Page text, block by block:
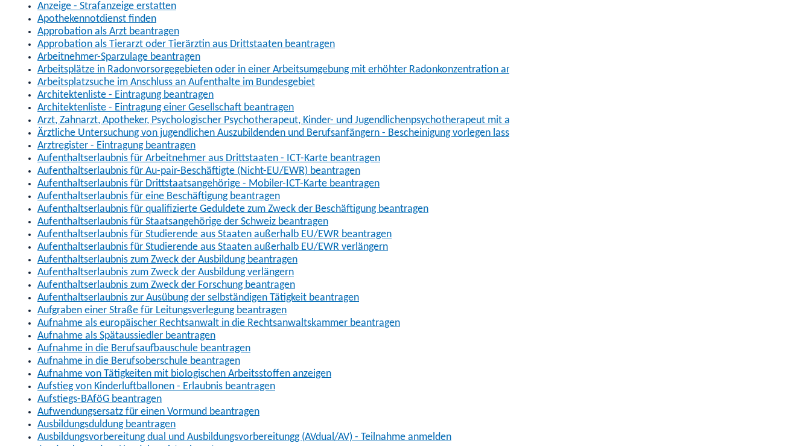
Anzeige - Strafanzeige erstatten
Apothekennotdienst finden
Approbation als Arzt beantragen
Approbation als Tierarzt oder Tierärztin aus Drittstaaten beantragen
Arbeitnehmer-Sparzulage beantragen
Arbeitsplätze in Radonvorsorgegebieten oder in einer Arbeitsumgebung mit erhöhter Radonkonzentration anmelden
Arbeitsplatzsuche im Anschluss an Aufenthalte im Bundesgebiet
Architektenliste - Eintragung beantragen
Architektenliste - Eintragung einer Gesellschaft beantragen
Arzt, Zahnarzt, Apotheker, Psychologischer Psychotherapeut, Kinder- und Jugendlichenpsychotherapeut mit ausländischer Berufsausbildung – Approbation beantragen
Ärztliche Untersuchung von jugendlichen Auszubildenden und Berufsanfängern - Bescheinigung vorlegen lassen
Arztregister - Eintragung beantragen
Aufenthaltserlaubnis für Arbeitnehmer aus Drittstaaten - ICT-Karte beantragen
Aufenthaltserlaubnis für Au-pair-Beschäftigte (Nicht-EU/EWR) beantragen
Aufenthaltserlaubnis für Drittstaatsangehörige - Mobiler-ICT-Karte beantragen
Aufenthaltserlaubnis für eine Beschäftigung beantragen
Aufenthaltserlaubnis für qualifizierte Geduldete zum Zweck der Beschäftigung beantragen
Aufenthaltserlaubnis für Staatsangehörige der Schweiz beantragen
Aufenthaltserlaubnis für Studierende aus Staaten außerhalb EU/EWR beantragen
Aufenthaltserlaubnis für Studierende aus Staaten außerhalb EU/EWR verlängern
Aufenthaltserlaubnis zum Zweck der Ausbildung beantragen
Aufenthaltserlaubnis zum Zweck der Ausbildung verlängern
Aufenthaltserlaubnis zum Zweck der Forschung beantragen
Aufenthaltserlaubnis zur Ausübung der selbständigen Tätigkeit beantragen
Aufgraben einer Straße für Leitungsverlegung beantragen
Aufnahme als europäischer Rechtsanwalt in die Rechtsanwaltskammer beantragen
Aufnahme als Spätaussiedler beantragen
Aufnahme in die Berufsaufbauschule beantragen
Aufnahme in die Berufsoberschule beantragen
Aufnahme von Tätigkeiten mit biologischen Arbeitsstoffen anzeigen
Aufstieg von Kinderluftballonen - Erlaubnis beantragen
Aufstiegs-BAföG beantragen
Aufwendungsersatz für einen Vormund beantragen
Ausbildungsduldung beantragen
Ausbildungsvorbereitung dual und Ausbildungsvorbereitungg (AVdual/AV) - Teilnahme anmelden